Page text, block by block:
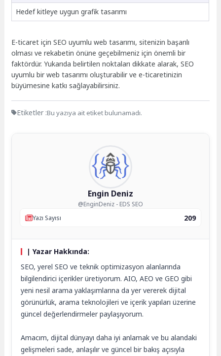
Hedef kitleye uygun grafik tasarımı
E-ticaret için SEO uyumlu web tasarımı, sitenizin başarılı
olması ve rekabetin önüne geçebilmeniz için önemli bir
faktördür. Yukarıda belirtilen noktaları dikkate alarak, SEO
uyumlu bir web tasarımı oluşturabilir ve e-ticaretinizin
büyümesine katkı sağlayabilirsiniz.
Etiketler :Bu yazıya ait etiket bulunamadı.
Engin Deniz
@EnginDeniz - EDS SEO
Yazı Sayısı
209
| Yazar Hakkında:
SEO, yerel SEO ve teknik optimizasyon alanlarında
bilgilendirici içerikler üretiyorum. AIO, AEO ve GEO gibi
yeni nesil arama yaklaşımlarına da yer vererek dijital
görünürlük, arama teknolojileri ve içerik yapıları üzerine
güncel değerlendirmeler paylaşıyorum.
Amacım, dijital dünyayı daha iyi anlamak ve bu alandaki
gelişmeleri sade, anlaşılır ve güncel bir bakış açısıyla